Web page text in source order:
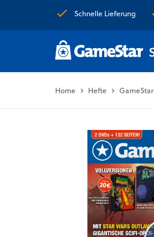
Schnelle Lieferung
Home Hefte GameStar